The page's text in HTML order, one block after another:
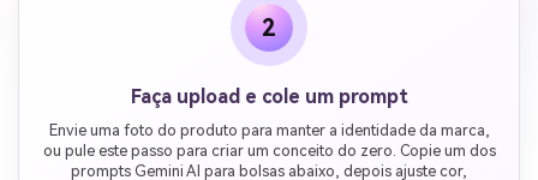
2
Faça upload e cole um prompt
Envie uma foto do produto para manter a identidade da marca,
ou pule este passo para criar um conceito do zero. Copie um dos
prompts Gemini AI para bolsas abaixo, depois ajuste cor,